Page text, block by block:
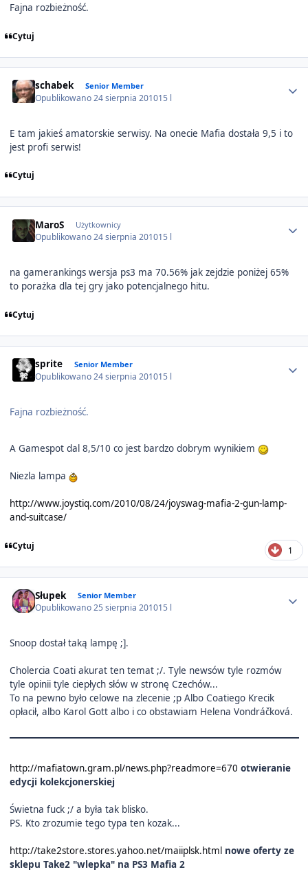
Fajna rozbieżność.
Cytuj
schabek Senior Member
Opublikowano24 sierpnia 201015 l
E tam jakieś amatorskie serwisy. Na onecie Mafia dostała 9,5 i to
jest profi serwis!
Cytuj
MaroS Użytkownicy
Opublikowano24 sierpnia 201015 l
na gamerankings wersja ps3 ma 70.56% jak zejdzie poniżej 65%
to porażka dla tej gry jako potencjalnego hitu.
Cytuj
sprite Senior Member
Opublikowano24 sierpnia 201015 l
Fajna rozbieżność.
A Gamespot dal 8,5/10 co jest bardzo dobrym wynikiem
Niezla lampa
http://www.joystiq.com/2010/08/24/joyswag-mafia-2-gun-lamp-
and-suitcase/
Cytuj 1
Słupek Senior Member
Opublikowano25 sierpnia 201015 l
Snoop dostał taką lampę ;].
Cholercia Coati akurat ten temat ;/. Tyle newsów tyle rozmów
tyle opinii tyle ciepłych słów w stronę Czechów...
To na pewno było celowe na zlecenie ;p Albo Coatiego Krecik
opłacił, albo Karol Gott albo i co obstawiam Helena Vondráčková.
http://mafiatown.gram.pl/news.php?readmore=670 otwieranie
edycji kolekcjonerskiej
Świetna fuck ;/ a była tak blisko.
PS. Kto zrozumie tego typa ten kozak...
http://take2store.stores.yahoo.net/maiiplsk.html nowe oferty ze
sklepu Take2 "wlepka" na PS3 Mafia 2